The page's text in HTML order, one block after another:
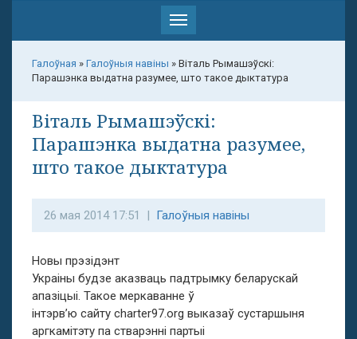
Паказаць
меню
Галоўная » Галоўныя навіны » Віталь Рымашэўскі:
Парашэнка выдатна разумее, што такое дыктатура
Віталь Рымашэўскі:
Парашэнка выдатна разумее,
што такое дыктатура
26 мая 2014 17:51 | Галоўныя навіны
Новы прэзідэнт
Украіны будзе аказваць падтрымку беларускай
апазіцыі. Такое меркаванне ў
інтэрв’ю сайту charter97.org выказаў сустаршыня
аргкамітэту па стварэнні партыі